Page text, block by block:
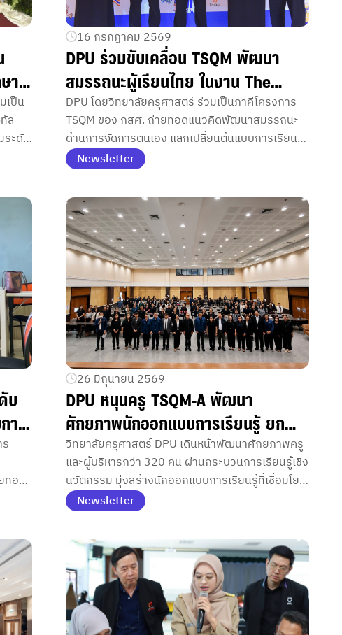
า
นัก
ชีพ
เป็น
ล
ระดับ
ห่ง
16 กรกฎาคม 2569
DPU ร่วมขับเคลื่อน TSQM พัฒนา
สมรรถนะผู้เรียนไทย ในงาน The
Competency Forum
DPU โดยวิทยาลัยครุศาสตร์ ร่วมเป็นภาคีโครงการ
TSQM ของ กสศ. ถ่ายทอดแนวคิดพัฒนาสมรรถนะ
ด้านการจัดการตนเอง แลกเปลี่ยนต้นแบบการเรียนรู้
เพื่อยกระดับคุณภาพการศึกษาไทยอย่างเป็นรูปธรรม
Newsletter
บ
าร
ทอด
ยน
26 มิถุนายน 2569
DPU หนุนครู TSQM-A พัฒนา
ศักยภาพนักออกแบบการเรียนรู้ ยก
ระดับการศึกษาจากบริบทพื้นที่
วิทยาลัยครุศาสตร์ DPU เดินหน้าพัฒนาศักยภาพครู
และผู้บริหารกว่า 320 คน ผ่านกระบวนการเรียนรู้เชิง
นวัตกรรม มุ่งสร้างนักออกแบบการเรียนรู้ที่เชื่อมโยง
ห้องเรียนกับบริบทชุมชนอย่างยั่งยืน
Newsletter